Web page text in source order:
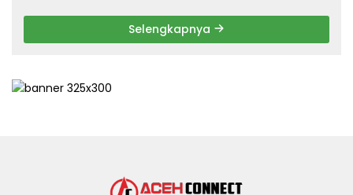
Selengkapnya